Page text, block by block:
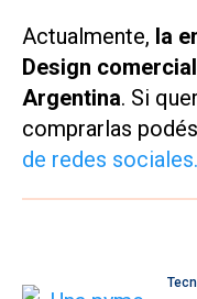
Actualmente, la
Design
Argentina. Si
comprarlas
de redes sociales.